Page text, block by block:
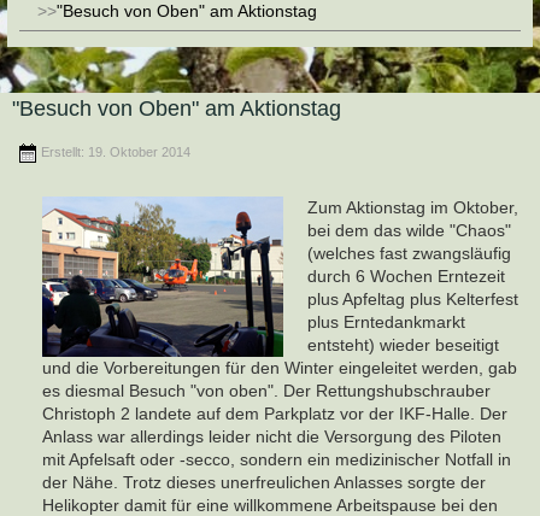
"Besuch von Oben" am Aktionstag
"Besuch von Oben" am Aktionstag
Erstellt: 19. Oktober 2014
Zum Aktionstag im Oktober,
bei dem das wilde "Chaos"
(welches fast zwangsläufig
durch 6 Wochen Erntezeit
plus Apfeltag plus Kelterfest
plus Erntedankmarkt
entsteht) wieder beseitigt
und die Vorbereitungen für den Winter eingeleitet werden, gab
es diesmal Besuch "von oben". Der Rettungshubschrauber
Christoph 2 landete auf dem Parkplatz vor der IKF-Halle. Der
Anlass war allerdings leider nicht die Versorgung des Piloten
mit Apfelsaft oder -secco, sondern ein medizinischer Notfall in
der Nähe. Trotz dieses unerfreulichen Anlasses sorgte der
Helikopter damit für eine willkommene Arbeitspause bei den